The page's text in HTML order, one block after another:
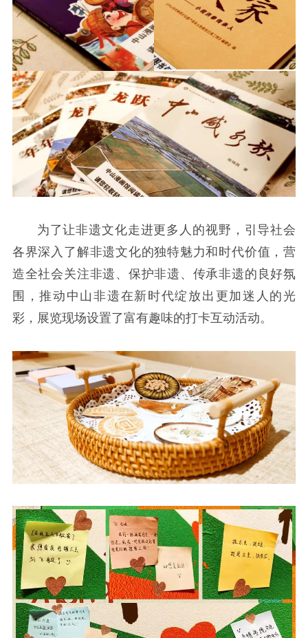
为了让非遗文化走进更多人的视野，引导社会
各界深入了解非遗文化的独特魅力和时代价值，营
造全社会关注非遗、保护非遗、传承非遗的良好氛
围，推动中山非遗在新时代绽放出更加迷人的光
彩，展览现场设置了富有趣味的打卡互动活动。